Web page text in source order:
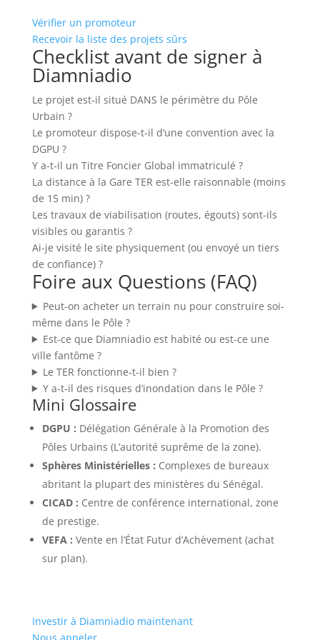
Vérifier un promoteur
Recevoir la liste des projets sûrs
Checklist avant de signer à
Diamniadio
Le projet est-il situé DANS le périmètre du Pôle
Urbain ?
Le promoteur dispose-t-il d’une convention avec la
DGPU ?
Y a-t-il un Titre Foncier Global immatriculé ?
La distance à la Gare TER est-elle raisonnable (moins
de 15 min) ?
Les travaux de viabilisation (routes, égouts) sont-ils
visibles ou garantis ?
Ai-je visité le site physiquement (ou envoyé un tiers
de confiance) ?
Foire aux Questions (FAQ)
Peut-on acheter un terrain nu pour construire soi-
même dans le Pôle ?
Est-ce que Diamniadio est habité ou est-ce une
ville fantôme ?
Le TER fonctionne-t-il bien ?
Y a-t-il des risques d’inondation dans le Pôle ?
Mini Glossaire
DGPU : Délégation Générale à la Promotion des
Pôles Urbains (L’autorité suprême de la zone).
Sphères Ministérielles : Complexes de bureaux
abritant la plupart des ministères du Sénégal.
CICAD : Centre de conférence international, zone
de prestige.
VEFA : Vente en l’État Futur d’Achèvement (achat
sur plan).
Investir à Diamniadio maintenant